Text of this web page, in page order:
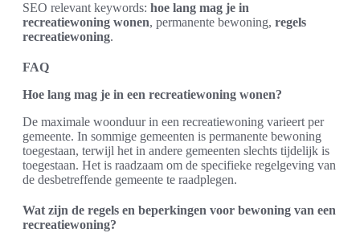
SEO relevant keywords: hoe lang mag je in
recreatiewoning wonen, permanente bewoning, regels
recreatiewoning.
FAQ
Hoe lang mag je in een recreatiewoning wonen?
De maximale woonduur in een recreatiewoning varieert per
gemeente. In sommige gemeenten is permanente bewoning
toegestaan, terwijl het in andere gemeenten slechts tijdelijk is
toegestaan. Het is raadzaam om de specifieke regelgeving van
de desbetreffende gemeente te raadplegen.
Wat zijn de regels en beperkingen voor bewoning van een
recreatiewoning?